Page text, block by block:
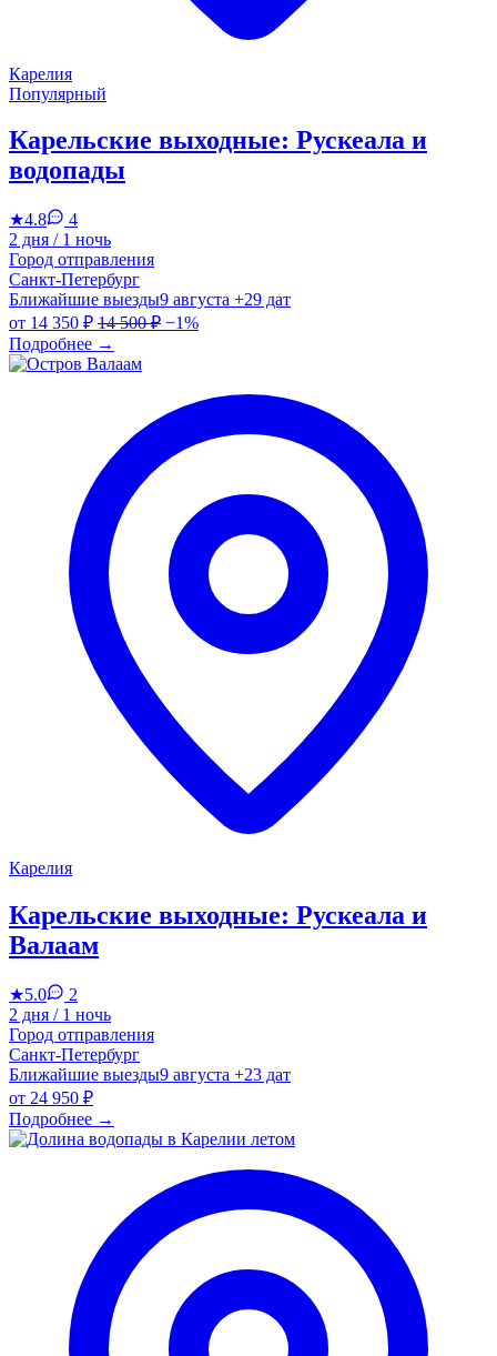
Карелия
Популярный
Карельские выходные: Рускеала и
водопады
★4.8
4
2 дня / 1 ночь
Город отправления
Санкт-Петербург
Ближайшие выезды9 августа +29 дат
от 14 350 ₽ 14 500 ₽ −1%
Подробнее →
Карелия
Карельские выходные: Рускеала и
Валаам
★5.0
2
2 дня / 1 ночь
Город отправления
Санкт-Петербург
Ближайшие выезды9 августа +23 дат
от 24 950 ₽
Подробнее →